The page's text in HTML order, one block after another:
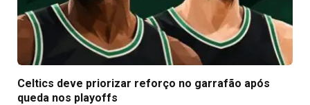
Celtics deve priorizar reforço no garrafão após
queda nos playoffs